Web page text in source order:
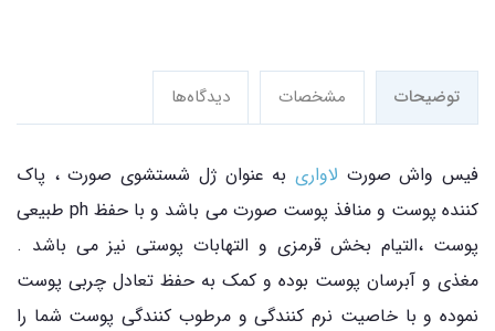
توضیحات مشخصات دیدگاه‌ها
فیس واش صورت لاواری به عنوان ژل شستشوی صورت ، پاک
کننده پوست و منافذ پوست صورت می باشد و با حفظ ph طبیعی
پوست ،التیام بخش قرمزی و التهابات پوستی نیز می باشد .
مغذی و آبرسان پوست بوده و کمک به حفظ تعادل چربی پوست
نموده و با خاصیت نرم کنندگی و مرطوب کنندگی پوست شما را